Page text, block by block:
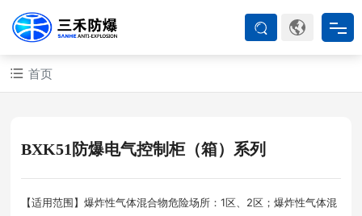
首页
ATEX系列
首页
BXK51防爆电气控制柜（箱）系列
【适用范围】爆炸性气体混合物危险场所：1区、2区；爆炸性气体混